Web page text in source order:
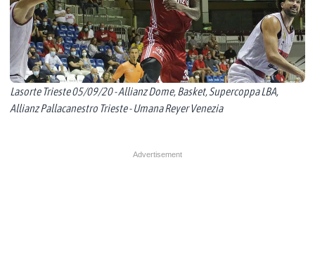
Lasorte Trieste 05/09/20 - Allianz Dome, Basket, Supercoppa LBA,
Allianz Pallacanestro Trieste - Umana Reyer Venezia